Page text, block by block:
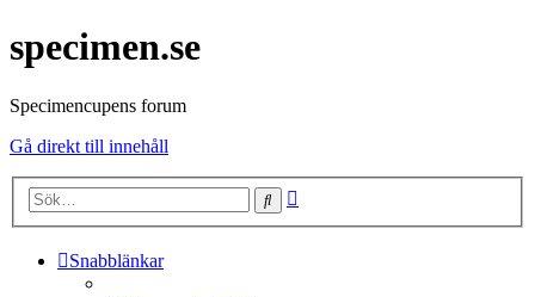
specimen.se
Specimencupens forum
Gå direkt till innehåll
Sök
Snabblänkar